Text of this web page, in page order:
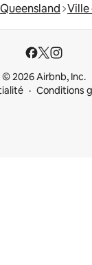
Queensland Ville
© 2026 Airbnb, Inc.
Conditions